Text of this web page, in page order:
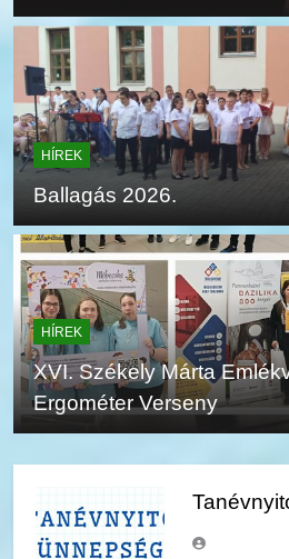
HÍREK
Ballagás 2026.
HÍREK
XVI. Székely Márta
Ergométer Verseny